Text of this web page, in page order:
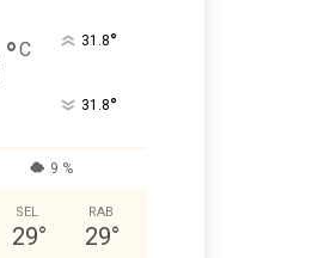
°C 31.8°
31.8°
9 %
SEL
29°
RAB
29°